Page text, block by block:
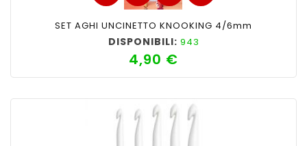
SET AGHI UNCINETTO KNOOKING 4/6mm
DISPONIBILI: 943
4,90 €